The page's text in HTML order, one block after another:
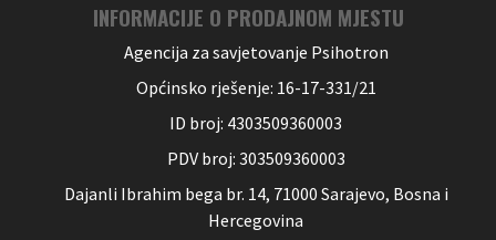
INFORMACIJE O PRODAJNOM MJESTU
Agencija za savjetovanje Psihotron
Općinsko rješenje: 16-17-331/21
ID broj: 4303509360003
PDV broj: 303509360003
Dajanli Ibrahim bega br. 14, 71000 Sarajevo, Bosna i
Hercegovina